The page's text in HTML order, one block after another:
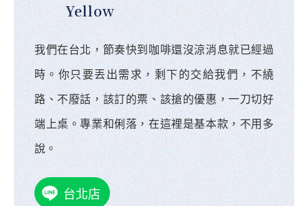
Yellow
我們在台北，節奏快到咖啡還沒涼消息就已經過
時。你只要丟出需求，剩下的交給我們，不繞
路、不廢話，該訂的票、該搶的優惠，一刀切好
端上桌。專業和俐落，在這裡是基本款，不用多
說。
台北店